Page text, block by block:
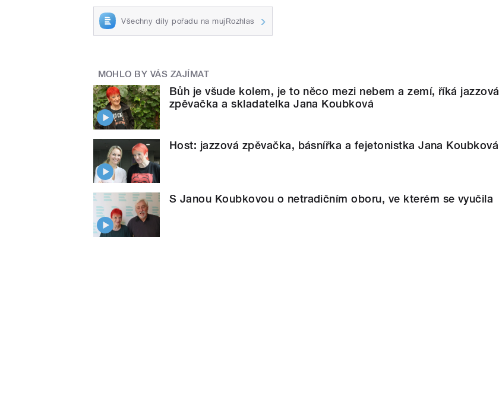
Všechny díly pořadu na mujRozhlas
MOHLO BY VÁS ZAJÍMAT
Bůh je všude kolem, je to něco mezi nebem a zemí, říká jazzová
zpěvačka a skladatelka Jana Koubková
Host: jazzová zpěvačka, básnířka a fejetonistka Jana Koubková
S Janou Koubkovou o netradičním oboru, ve kterém se vyučila